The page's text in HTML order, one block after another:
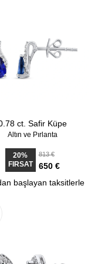
ct. Safir Küpe
Altın ve Pırlanta
20%
FIRSAT
813 €
650 €
başlayan taksitlerle